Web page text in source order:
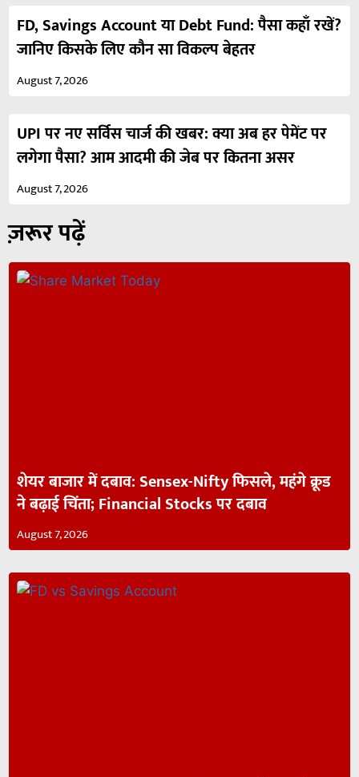
FD, Savings Account या Debt Fund: पैसा कहाँ रखें?
जानिए किसके लिए कौन सा विकल्प बेहतर
August 7, 2026
UPI पर नए सर्विस चार्ज की खबर: क्या अब हर पेमेंट पर
लगेगा पैसा? आम आदमी की जेब पर कितना असर
August 7, 2026
ज़रूर पढ़ें
शेयर बाजार में दबाव: Sensex-Nifty फिसले, महंगे क्रूड
ने बढ़ाई चिंता; Financial Stocks पर दबाव
August 7, 2026